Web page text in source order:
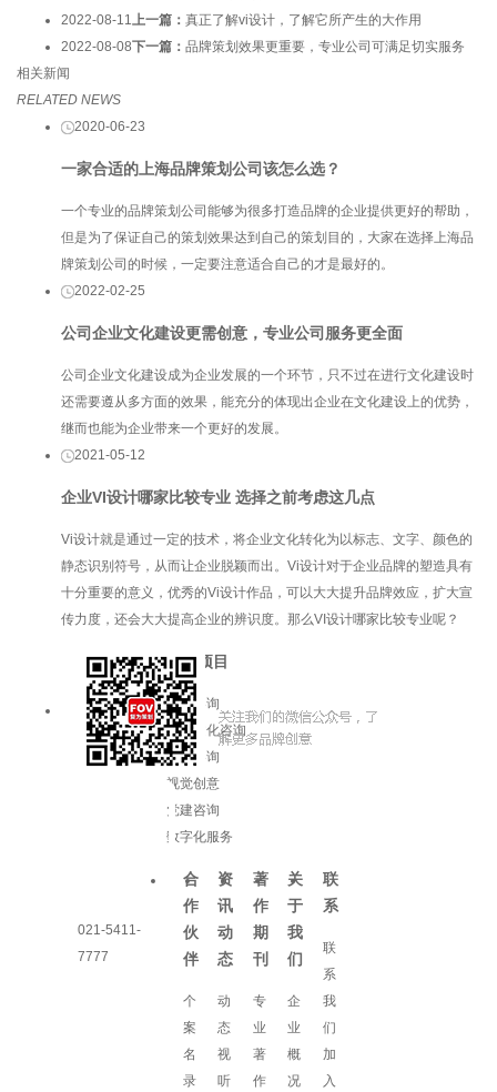
2022-08-11上一篇： 真正了解vi设计，了解它所产生的大作用
2022-08-08下一篇： 品牌策划效果更重要，专业公司可满足切实服务
相关新闻
RELATED NEWS
2020-06-23
一家合适的上海品牌策划公司该怎么选？
一个专业的品牌策划公司能够为很多打造品牌的企业提供更好的帮助，
但是为了保证自己的策划效果达到自己的策划目的，大家在选择上海品
牌策划公司的时候，一定要注意适合自己的才是最好的。
2022-02-25
公司企业文化建设更需创意，专业公司服务更全面
公司企业文化建设成为企业发展的一个环节，只不过在进行文化建设时
还需要遵从多方面的效果，能充分的体现出企业在文化建设上的优势，
继而也能为企业带来一个更好的发展。
2021-05-12
企业VI设计哪家比较专业 选择之前考虑这几点
Vi设计就是通过一定的技术，将企业文化转化为以标志、文字、颜色的
静态识别符号，从而让企业脱颖而出。Vi设计对于企业品牌的塑造具有
十分重要的意义，优秀的Vi设计作品，可以大大提升品牌效应，扩大宣
传力度，还会大大提高企业的辨识度。那么VI设计哪家比较专业呢？
021-5411-
7777
服务项目
品牌咨询
企业文化咨询
增长咨询
视觉创意
党建咨询
数字化服务
合
作
伙
伴
个
案
名
录
资
讯
动
态
动
态
视
听
著
作
期
刊
专
业
著
作
关
于
我
们
企
业
概
况
联
系
联
系
我
们
加
入